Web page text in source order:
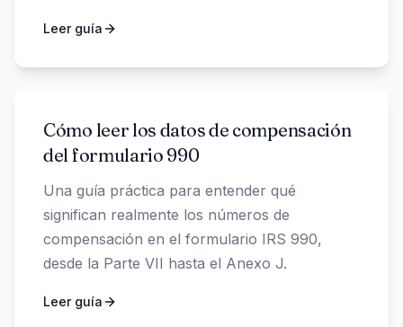
Leer guía
Cómo leer los datos de compensación
del formulario 990
Una guía práctica para entender qué
significan realmente los números de
compensación en el formulario IRS 990,
desde la Parte VII hasta el Anexo J.
Leer guía